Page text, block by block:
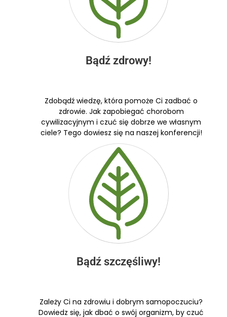
Bądź zdrowy!
Zdobądź wiedzę, która pomoże Ci zadbać o
zdrowie. Jak zapobiegać chorobom
cywilizacyjnym i czuć się dobrze we własnym
ciele? Tego dowiesz się na naszej konferencji!
Bądź szczęśliwy!
Zależy Ci na zdrowiu i dobrym samopoczuciu?
Dowiedz się, jak dbać o swój organizm, by czuć